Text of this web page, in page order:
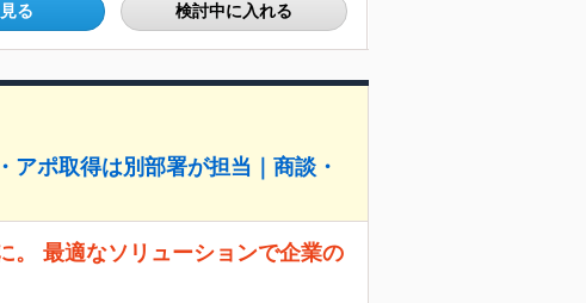
る 検討中に入れる
ポ取得は別部署が担当｜商談・
。 最適なソリューションで企業の